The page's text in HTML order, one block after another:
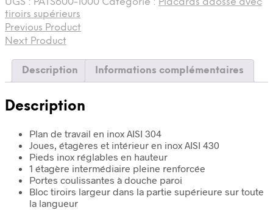
inox
avec
tiroirs
supérieur
1000
UGS : PATS600-1000 Catégorie : Placards adossé avec
tiroirs supérieurs
Previous Product
Next Product
Description Informations complémentaires
Description
Plan de travail en inox AISI 304
Joues, étagères et intérieur en inox AISI 430
Pieds inox réglables en hauteur
1 étagère intermédiaire pleine renforcée
Portes coulissantes à douche paroi
Bloc tiroirs largeur dans la partie supérieure sur toute
la langueur